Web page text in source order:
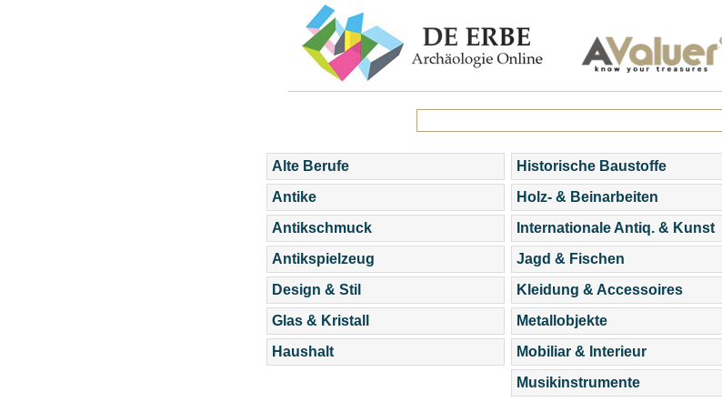
Alte Berufe
Antike
Antikschmuck
Antikspielzeug
Design & Stil
Glas & Kristall
Haushalt
Historische Baustoffe
Holz- & Beinarbeiten
Internationale Antiq. & Kunst
Jagd & Fischen
Kleidung & Accessoires
Metallobjekte
Mobiliar & Interieur
Musikinstrumente